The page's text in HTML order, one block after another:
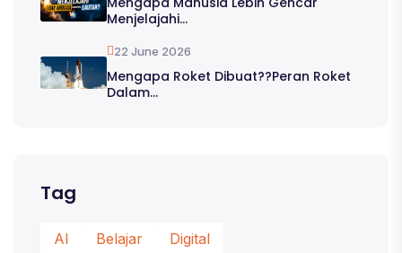
Menjelajahi...
22 June 2026
Mengapa Roket Dibuat??Peran Roket
Dalam...
Tag
AI Belajar
Digital